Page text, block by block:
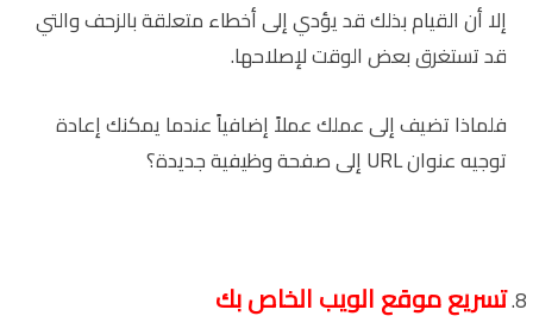
إلا أن القيام بذلك قد يؤدي إلى أخطاء متعلقة بالزحف والتي
قد تستغرق بعض الوقت لإصلاحها.
فلماذا تضيف إلى عملك عملاً إضافياً عندما يمكنك إعادة
توجيه عنوان URL إلى صفحة وظيفية جديدة؟
تسريع موقع الويب الخاص بك